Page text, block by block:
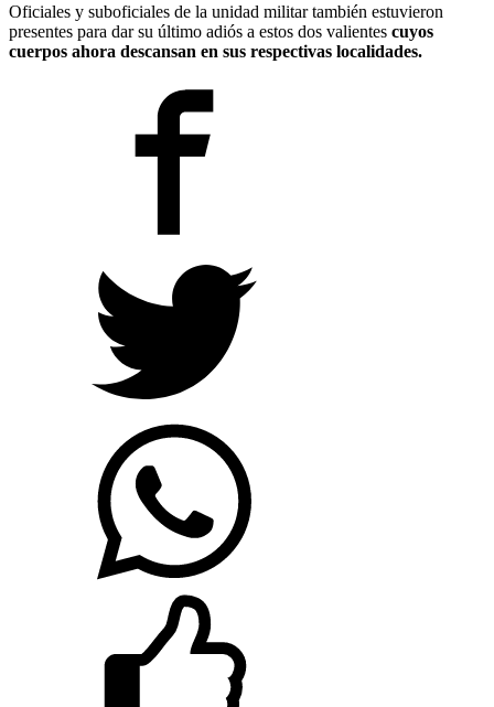
Oficiales y suboficiales de la unidad militar también estuvieron
presentes para dar su último adiós a estos dos valientes cuyos
cuerpos ahora descansan en sus respectivas localidades.